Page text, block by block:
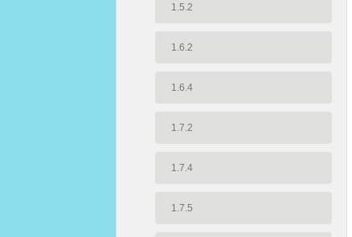
1.5.2
1.6.2
1.6.4
1.7.2
1.7.4
1.7.5